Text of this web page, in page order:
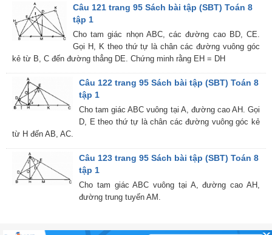
Câu 121 trang 95 Sách bài tập (SBT) Toán 8
tập 1
Cho tam giác nhọn ABC, các đường cao BD, CE.
Gọi H, K theo thứ tự là chân các đường vuông góc
kẻ từ B, C đến đường thẳng DE. Chứng minh rằng EH = DH
Câu 122 trang 95 Sách bài tập (SBT) Toán 8
tập 1
Cho tam giác ABC vuông tại A, đường cao AH. Gọi
D, E theo thứ tự là chân các đường vuông góc kẻ
từ H đến AB, AC.
Câu 123 trang 95 Sách bài tập (SBT) Toán 8
tập 1
Cho tam giác ABC vuông tại A, đường cao AH,
đường trung tuyến AM.